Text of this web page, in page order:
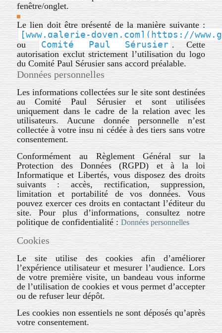
fenêtre/onglet.
Le lien doit être présenté de la manière suivante :
[www.galerie-doyen.com](https://
ou Comité Paul Sérusier . Cette
autorisation exclut strictement l’utilisation du logo
du Comité Paul Sérusier sans accord préalable.
Données personnelles
Les informations collectées sur le site sont destinées
au Comité Paul Sérusier et sont utilisées
uniquement dans le cadre de la relation avec les
utilisateurs. Aucune donnée personnelle n’est
collectée à votre insu ni cédée à des tiers sans votre
consentement.
Conformément au Règlement Général sur la
Protection des Données (RGPD) et à la loi
Informatique et Libertés, vous disposez des droits
suivants : accès, rectification, suppression,
limitation et portabilité de vos données. Vous
pouvez exercer ces droits en contactant l’éditeur du
site. Pour plus d’informations, consultez notre
politique de confidentialité : Données personnelles
Cookies
Le site utilise des cookies afin d’améliorer
l’expérience utilisateur et mesurer l’audience. Lors
de votre première visite, un bandeau vous informe
de l’utilisation de cookies et vous permet d’accepter
ou de refuser leur dépôt.
Les cookies non essentiels ne sont déposés qu’après
votre consentement.